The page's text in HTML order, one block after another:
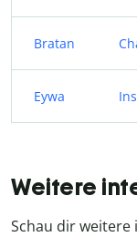
Bratan
Eywa
Weitere
Schau dir